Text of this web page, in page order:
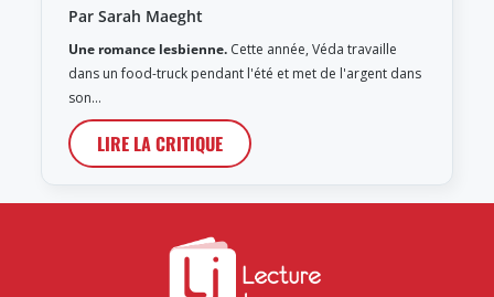
Par Sarah Maeght
Une romance lesbienne. Cette année, Véda travaille
dans un food-truck pendant l'été et met de l'argent dans
son…
LIRE LA CRITIQUE